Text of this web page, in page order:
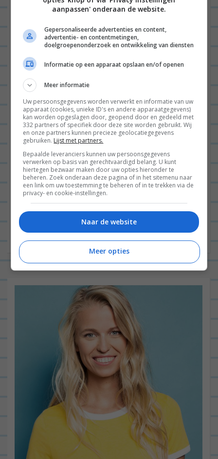
velden zijn gemarkeerd met*
Naam*
E-mail*
Site
aanpassen' onderaan de website.
Gepersonaliseerde advertenties en content,
advertentie- en contentmetingen,
doelgroepenonderzoek en ontwikkeling van diensten
Informatie op een apparaat opslaan en/of openen
Meer informatie
Uw persoonsgegevens worden verwerkt en informatie van uw
apparaat (cookies, unieke ID's en andere apparaatgegevens)
kan worden opgeslagen door, geopend door en gedeeld met
332 partners of specifiek door deze site worden gebruikt. Wij
en onze partners kunnen precieze geolocatiegegevens
gebruiken. Lijst met partners.
Bepaalde leveranciers kunnen uw persoonsgegevens
verwerken op basis van gerechtvaardigd belang. U kunt
hiertegen bezwaar maken door uw opties hieronder te
beheren. Zoek onderaan deze pagina of in het sitemenu naar
een link om uw toestemming te beheren of in te trekken via de
privacy- en cookie-instellingen.
Naar de website
Meer opties